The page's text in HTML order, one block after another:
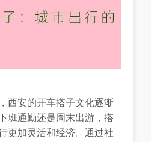
西安的开车搭子文化逐渐
班通勤还是周末出游，搭
更加灵活和经济。通过社